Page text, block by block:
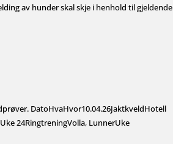
av hunder skal skje i henhold til gjeldende
DatoHvaHvor10.04.26JaktkveldHotell
24RingtreningVolla, LunnerUke